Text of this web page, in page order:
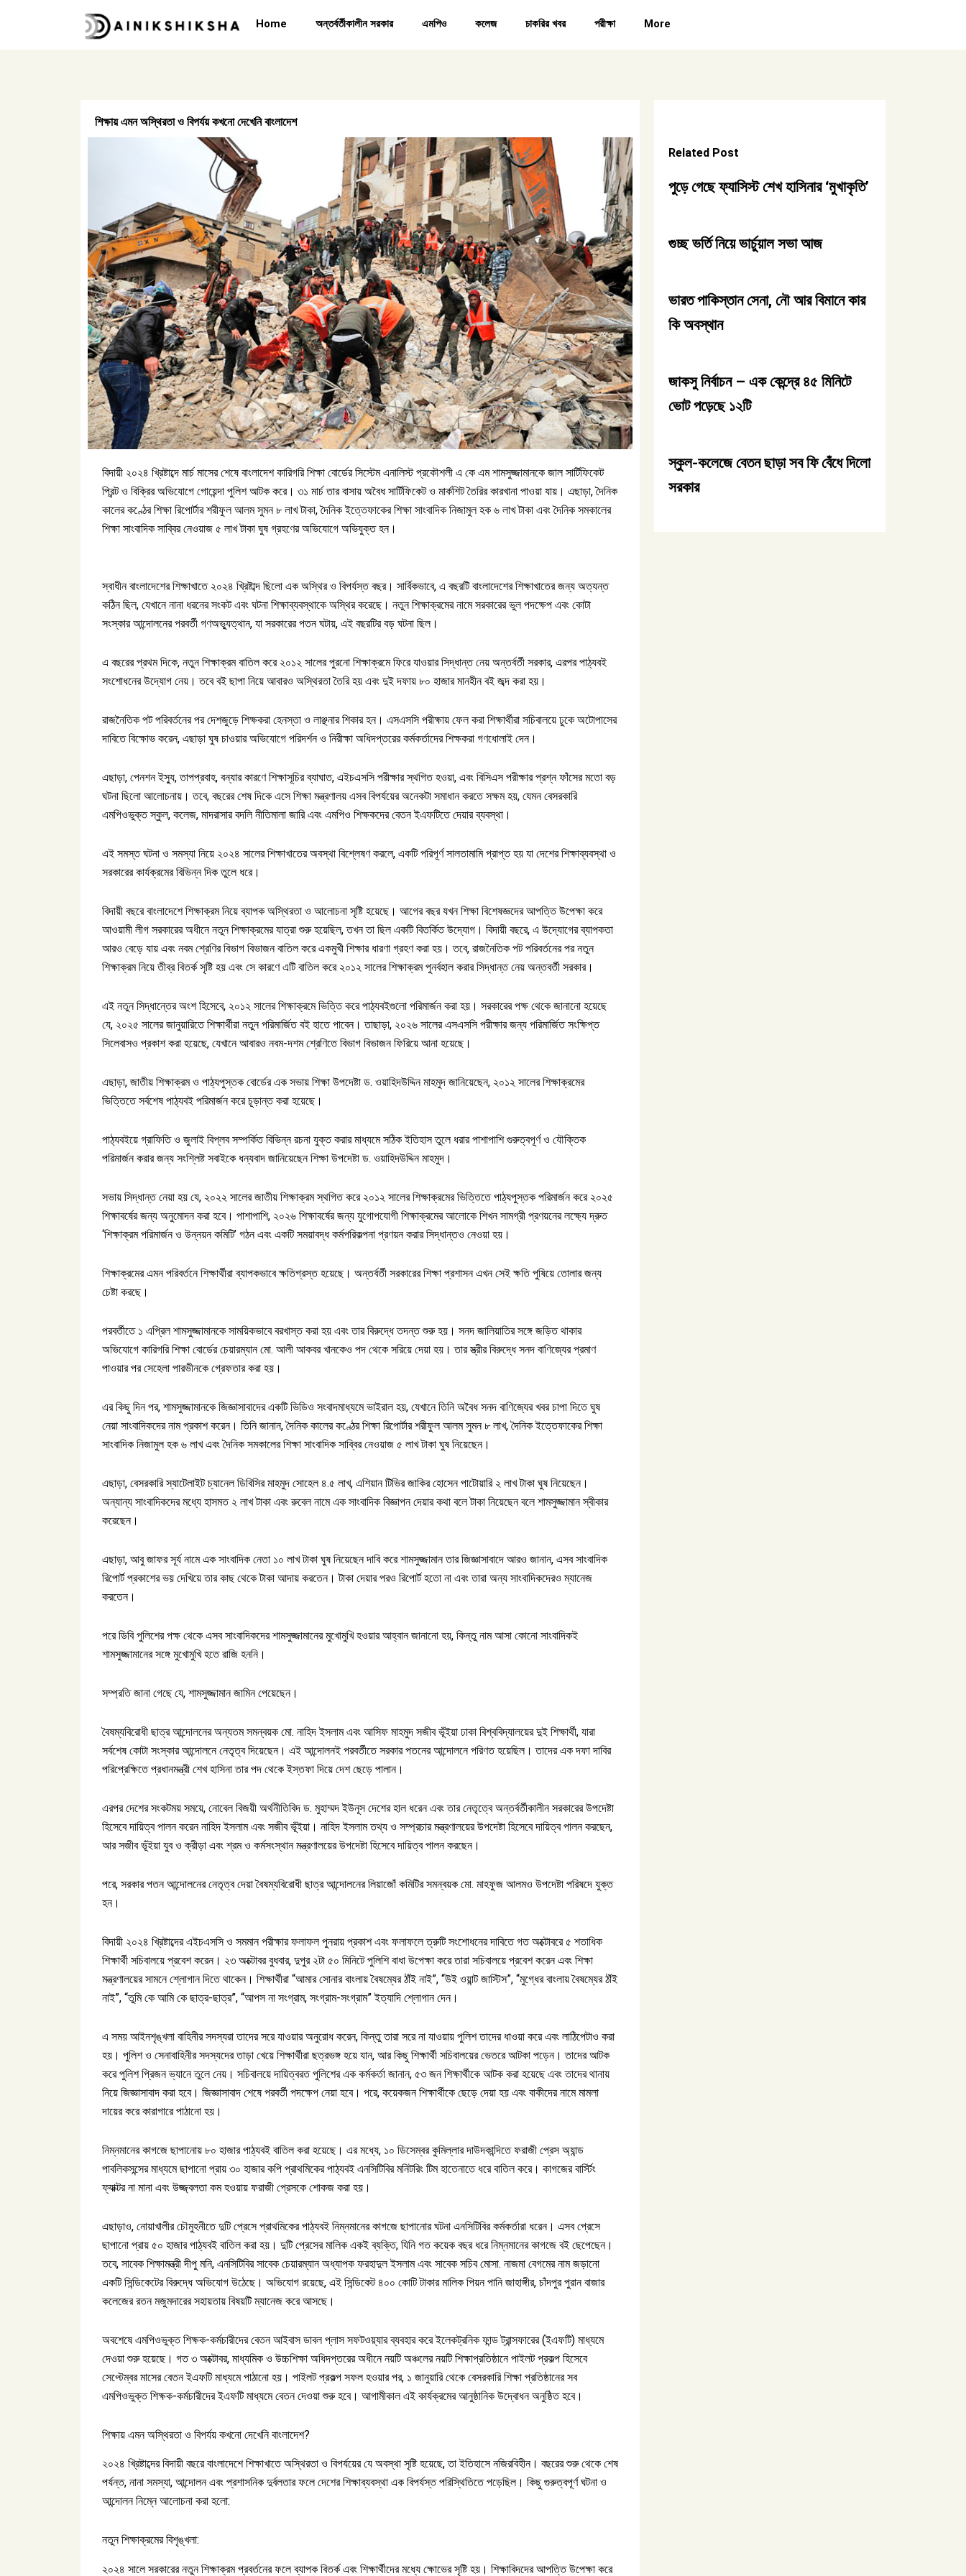
Home অন্তর্বর্তীকালীন সরকার এমপিও কলেজ চাকরির খবর পরীক্ষা More
শিক্ষায় এমন অস্থিরতা ও বিপর্যয় কখনো দেখেনি বাংলাদেশ
বিদায়ী ২০২৪ খ্রিষ্টাব্দে মার্চ মাসের শেষে বাংলাদেশ কারিগরি শিক্ষা বোর্ডের সিস্টেম এনালিস্ট প্রকৌশলী এ কে এম শামসুজ্জামানকে জাল সার্টিফিকেট
প্রিন্ট ও বিক্রির অভিযোগে গোয়েন্দা পুলিশ আটক করে। ৩১ মার্চ তার বাসায় অবৈধ সার্টিফিকেট ও মার্কশিট তৈরির কারখানা পাওয়া যায়। এছাড়া, দৈনিক
কালের কণ্ঠের শিক্ষা রিপোর্টার শরীফুল আলম সুমন ৮ লাখ টাকা, দৈনিক ইত্তেফাকের শিক্ষা সাংবাদিক নিজামুল হক ৬ লাখ টাকা এবং দৈনিক সমকালের
শিক্ষা সাংবাদিক সাব্বির নেওয়াজ ৫ লাখ টাকা ঘুষ গ্রহণের অভিযোগে অভিযুক্ত হন।
স্বাধীন বাংলাদেশের শিক্ষাখাতে ২০২৪ খ্রিষ্টাব্দ ছিলো এক অস্থির ও বিপর্যস্ত বছর। সার্বিকভাবে, এ বছরটি বাংলাদেশের শিক্ষাখাতের জন্য অত্যন্ত
কঠিন ছিল, যেখানে নানা ধরনের সংকট এবং ঘটনা শিক্ষাব্যবস্থাকে অস্থির করেছে। নতুন শিক্ষাক্রমের নামে সরকারের ভুল পদক্ষেপ এবং কোটা
সংস্কার আন্দোলনের পরবর্তী গণঅভ্যুত্থান, যা সরকারের পতন ঘটায়, এই বছরটির বড় ঘটনা ছিল।
এ বছরের প্রথম দিকে, নতুন শিক্ষাক্রম বাতিল করে ২০১২ সালের পুরনো শিক্ষাক্রমে ফিরে যাওয়ার সিদ্ধান্ত নেয় অন্তর্বর্তী সরকার, এরপর পাঠ্যবই
সংশোধনের উদ্যোগ নেয়। তবে বই ছাপা নিয়ে আবারও অস্থিরতা তৈরি হয় এবং দুই দফায় ৮০ হাজার মানহীন বই জব্দ করা হয়।
রাজনৈতিক পট পরিবর্তনের পর দেশজুড়ে শিক্ষকরা হেনস্তা ও লাঞ্ছনার শিকার হন। এসএসসি পরীক্ষায় ফেল করা শিক্ষার্থীরা সচিবালয়ে ঢুকে অটোপাসের
দাবিতে বিক্ষোভ করেন, এছাড়া ঘুষ চাওয়ার অভিযোগে পরিদর্শন ও নিরীক্ষা অধিদপ্তরের কর্মকর্তাদের শিক্ষকরা গণধোলাই দেন।
এছাড়া, পেনশন ইস্যু, তাপপ্রবাহ, বন্যার কারণে শিক্ষাসূচির ব্যাঘাত, এইচএসসি পরীক্ষার স্থগিত হওয়া, এবং বিসিএস পরীক্ষার প্রশ্ন ফাঁসের মতো বড়
ঘটনা ছিলো আলোচনায়। তবে, বছরের শেষ দিকে এসে শিক্ষা মন্ত্রণালয় এসব বিপর্যয়ের অনেকটা সমাধান করতে সক্ষম হয়, যেমন বেসরকারি
এমপিওভুক্ত স্কুল, কলেজ, মাদরাসার বদলি নীতিমালা জারি এবং এমপিও শিক্ষকদের বেতন ইএফটিতে দেয়ার ব্যবস্থা।
এই সমস্ত ঘটনা ও সমস্যা নিয়ে ২০২৪ সালের শিক্ষাখাতের অবস্থা বিশ্লেষণ করলে, একটি পরিপূর্ণ সালতামামি প্রাপ্ত হয় যা দেশের শিক্ষাব্যবস্থা ও
সরকারের কার্যক্রমের বিভিন্ন দিক তুলে ধরে।
বিদায়ী বছরে বাংলাদেশে শিক্ষাক্রম নিয়ে ব্যাপক অস্থিরতা ও আলোচনা সৃষ্টি হয়েছে। আগের বছর যখন শিক্ষা বিশেষজ্ঞদের আপত্তি উপেক্ষা করে
আওয়ামী লীগ সরকারের অধীনে নতুন শিক্ষাক্রমের যাত্রা শুরু হয়েছিল, তখন তা ছিল একটি বিতর্কিত উদ্যোগ। বিদায়ী বছরে, এ উদ্যোগের ব্যাপকতা
আরও বেড়ে যায় এবং নবম শ্রেণির বিভাগ বিভাজন বাতিল করে একমুখী শিক্ষার ধারণা গ্রহণ করা হয়। তবে, রাজনৈতিক পট পরিবর্তনের পর নতুন
শিক্ষাক্রম নিয়ে তীব্র বিতর্ক সৃষ্টি হয় এবং সে কারণে এটি বাতিল করে ২০১২ সালের শিক্ষাক্রম পুনর্বহাল করার সিদ্ধান্ত নেয় অন্তবর্তী সরকার।
এই নতুন সিদ্ধান্তের অংশ হিসেবে, ২০১২ সালের শিক্ষাক্রমে ভিত্তি করে পাঠ্যবইগুলো পরিমার্জন করা হয়। সরকারের পক্ষ থেকে জানানো হয়েছে
যে, ২০২৫ সালের জানুয়ারিতে শিক্ষার্থীরা নতুন পরিমার্জিত বই হাতে পাবেন। তাছাড়া, ২০২৬ সালের এসএসসি পরীক্ষার জন্য পরিমার্জিত সংক্ষিপ্ত
সিলেবাসও প্রকাশ করা হয়েছে, যেখানে আবারও নবম-দশম শ্রেণিতে বিভাগ বিভাজন ফিরিয়ে আনা হয়েছে।
এছাড়া, জাতীয় শিক্ষাক্রম ও পাঠ্যপুস্তক বোর্ডের এক সভায় শিক্ষা উপদেষ্টা ড. ওয়াহিদউদ্দিন মাহমুদ জানিয়েছেন, ২০১২ সালের শিক্ষাক্রমের
ভিত্তিতে সর্বশেষ পাঠ্যবই পরিমার্জন করে চূড়ান্ত করা হয়েছে।
পাঠ্যবইয়ে গ্রাফিতি ও জুলাই বিপ্লব সম্পর্কিত বিভিন্ন রচনা যুক্ত করার মাধ্যমে সঠিক ইতিহাস তুলে ধরার পাশাপাশি গুরুত্বপূর্ণ ও যৌক্তিক
পরিমার্জন করার জন্য সংশ্লিষ্ট সবাইকে ধন্যবাদ জানিয়েছেন শিক্ষা উপদেষ্টা ড. ওয়াহিদউদ্দিন মাহমুদ।
সভায় সিদ্ধান্ত নেয়া হয় যে, ২০২২ সালের জাতীয় শিক্ষাক্রম স্থগিত করে ২০১২ সালের শিক্ষাক্রমের ভিত্তিতে পাঠ্যপুস্তক পরিমার্জন করে ২০২৫
শিক্ষাবর্ষের জন্য অনুমোদন করা হবে। পাশাপাশি, ২০২৬ শিক্ষাবর্ষের জন্য যুগোপযোগী শিক্ষাক্রমের আলোকে শিখন সামগ্রী প্রণয়নের লক্ষ্যে দ্রুত
‘শিক্ষাক্রম পরিমার্জন ও উন্নয়ন কমিটি’ গঠন এবং একটি সময়াবদ্ধ কর্মপরিকল্পনা প্রণয়ন করার সিদ্ধান্তও নেওয়া হয়।
শিক্ষাক্রমের এমন পরিবর্তনে শিক্ষার্থীরা ব্যাপকভাবে ক্ষতিগ্রস্ত হয়েছে। অন্তর্বর্তী সরকারের শিক্ষা প্রশাসন এখন সেই ক্ষতি পুষিয়ে তোলার জন্য
চেষ্টা করছে।
পরবর্তীতে ১ এপ্রিল শামসুজ্জামানকে সাময়িকভাবে বরখাস্ত করা হয় এবং তার বিরুদ্ধে তদন্ত শুরু হয়। সনদ জালিয়াতির সঙ্গে জড়িত থাকার
অভিযোগে কারিগরি শিক্ষা বোর্ডের চেয়ারম্যান মো. আলী আকবর খানকেও পদ থেকে সরিয়ে দেয়া হয়। তার স্ত্রীর বিরুদ্ধে সনদ বাণিজ্যের প্রমাণ
পাওয়ার পর সেহেলা পারভীনকে গ্রেফতার করা হয়।
এর কিছু দিন পর, শামসুজ্জামানকে জিজ্ঞাসাবাদের একটি ভিডিও সংবাদমাধ্যমে ভাইরাল হয়, যেখানে তিনি অবৈধ সনদ বাণিজ্যের খবর চাপা দিতে ঘুষ
নেয়া সাংবাদিকদের নাম প্রকাশ করেন। তিনি জানান, দৈনিক কালের কণ্ঠের শিক্ষা রিপোর্টার শরীফুল আলম সুমন ৮ লাখ, দৈনিক ইত্তেফাকের শিক্ষা
সাংবাদিক নিজামুল হক ৬ লাখ এবং দৈনিক সমকালের শিক্ষা সাংবাদিক সাব্বির নেওয়াজ ৫ লাখ টাকা ঘুষ নিয়েছেন।
এছাড়া, বেসরকারি স্যাটেলাইট চ্যানেল ডিবিসির মাহমুদ সোহেল ৪.৫ লাখ, এশিয়ান টিভির জাকির হোসেন পাটোয়ারি ২ লাখ টাকা ঘুষ নিয়েছেন।
অন্যান্য সাংবাদিকদের মধ্যে হাসমত ২ লাখ টাকা এবং রুবেল নামে এক সাংবাদিক বিজ্ঞাপন দেয়ার কথা বলে টাকা নিয়েছেন বলে শামসুজ্জামান স্বীকার
করেছেন।
এছাড়া, আবু জাফর সূর্য নামে এক সাংবাদিক নেতা ১০ লাখ টাকা ঘুষ নিয়েছেন দাবি করে শামসুজ্জামান তার জিজ্ঞাসাবাদে আরও জানান, এসব সাংবাদিক
রিপোর্ট প্রকাশের ভয় দেখিয়ে তার কাছ থেকে টাকা আদায় করতেন। টাকা দেয়ার পরও রিপোর্ট হতো না এবং তারা অন্য সাংবাদিকদেরও ম্যানেজ
করতেন।
পরে ডিবি পুলিশের পক্ষ থেকে এসব সাংবাদিকদের শামসুজ্জামানের মুখোমুখি হওয়ার আহ্বান জানানো হয়, কিন্তু নাম আসা কোনো সাংবাদিকই
শামসুজ্জামানের সঙ্গে মুখোমুখি হতে রাজি হননি।
সম্প্রতি জানা গেছে যে, শামসুজ্জামান জামিন পেয়েছেন।
বৈষম্যবিরোধী ছাত্র আন্দোলনের অন্যতম সমন্বয়ক মো. নাহিদ ইসলাম এবং আসিফ মাহমুদ সজীব ভূঁইয়া ঢাকা বিশ্ববিদ্যালয়ের দুই শিক্ষার্থী, যারা
সর্বশেষ কোটা সংস্কার আন্দোলনে নেতৃত্ব দিয়েছেন। এই আন্দোলনই পরবর্তীতে সরকার পতনের আন্দোলনে পরিণত হয়েছিল। তাদের এক দফা দাবির
পরিপ্রেক্ষিতে প্রধানমন্ত্রী শেখ হাসিনা তার পদ থেকে ইস্তফা দিয়ে দেশ ছেড়ে পালান।
এরপর দেশের সংকটময় সময়ে, নোবেল বিজয়ী অর্থনীতিবিদ ড. মুহাম্মদ ইউনূস দেশের হাল ধরেন এবং তার নেতৃত্বে অন্তর্বর্তীকালীন সরকারের উপদেষ্টা
হিসেবে দায়িত্ব পালন করেন নাহিদ ইসলাম এবং সজীব ভূঁইয়া। নাহিদ ইসলাম তথ্য ও সম্প্রচার মন্ত্রণালয়ের উপদেষ্টা হিসেবে দায়িত্ব পালন করছেন,
আর সজীব ভূঁইয়া যুব ও ক্রীড়া এবং শ্রম ও কর্মসংস্থান মন্ত্রণালয়ের উপদেষ্টা হিসেবে দায়িত্ব পালন করছেন।
পরে, সরকার পতন আন্দোলনের নেতৃত্ব দেয়া বৈষম্যবিরোধী ছাত্র আন্দোলনের লিয়াজোঁ কমিটির সমন্বয়ক মো. মাহফুজ আলমও উপদেষ্টা পরিষদে যুক্ত
হন।
বিদায়ী ২০২৪ খ্রিষ্টাব্দের এইচএসসি ও সমমান পরীক্ষার ফলাফল পুনরায় প্রকাশ এবং ফলাফলে ত্রুটি সংশোধনের দাবিতে গত অক্টোবরে ৫ শতাধিক
শিক্ষার্থী সচিবালয়ে প্রবেশ করেন। ২৩ অক্টোবর বুধবার, দুপুর ২টা ৫০ মিনিটে পুলিশি বাধা উপেক্ষা করে তারা সচিবালয়ে প্রবেশ করেন এবং শিক্ষা
মন্ত্রণালয়ের সামনে শ্লোগান দিতে থাকেন। শিক্ষার্থীরা “আমার সোনার বাংলায় বৈষম্যের ঠাঁই নাই”, “উই ওয়ান্ট জাস্টিস”, “মুগ্ধের বাংলায় বৈষম্যের ঠাঁই
নাই”, “তুমি কে আমি কে ছাত্র-ছাত্র”, “আপস না সংগ্রাম, সংগ্রাম-সংগ্রাম” ইত্যাদি শ্লোগান দেন।
এ সময় আইনশৃঙ্খলা বাহিনীর সদস্যরা তাদের সরে যাওয়ার অনুরোধ করেন, কিন্তু তারা সরে না যাওয়ায় পুলিশ তাদের ধাওয়া করে এবং লাঠিপেটাও করা
হয়। পুলিশ ও সেনাবাহিনীর সদস্যদের তাড়া খেয়ে শিক্ষার্থীরা ছত্রভঙ্গ হয়ে যান, আর কিছু শিক্ষার্থী সচিবালয়ের ভেতরে আটকা পড়েন। তাদের আটক
করে পুলিশ প্রিজন ভ্যানে তুলে নেয়। সচিবালয়ে দায়িত্বরত পুলিশের এক কর্মকর্তা জানান, ৫৩ জন শিক্ষার্থীকে আটক করা হয়েছে এবং তাদের থানায়
নিয়ে জিজ্ঞাসাবাদ করা হবে। জিজ্ঞাসাবাদ শেষে পরবর্তী পদক্ষেপ নেয়া হবে। পরে, কয়েকজন শিক্ষার্থীকে ছেড়ে দেয়া হয় এবং বাকীদের নামে মামলা
দায়ের করে কারাগারে পাঠানো হয়।
নিম্নমানের কাগজে ছাপানোয় ৮০ হাজার পাঠ্যবই বাতিল করা হয়েছে। এর মধ্যে, ১০ ডিসেম্বর কুমিল্লার দাউদকান্দিতে ফরাজী প্রেস অ্যান্ড
পাবলিকসন্সের মাধ্যমে ছাপানো প্রায় ৩০ হাজার কপি প্রাথমিকের পাঠ্যবই এনসিটিবির মনিটরিং টিম হাতেনাতে ধরে বাতিল করে। কাগজের বার্স্টিং
ফ্যাক্টর না মানা এবং উজ্জ্বলতা কম হওয়ায় ফরাজী প্রেসকে শোকজ করা হয়।
এছাড়াও, নোয়াখালীর চৌমুহনীতে দুটি প্রেসে প্রাথমিকের পাঠ্যবই নিম্নমানের কাগজে ছাপানোর ঘটনা এনসিটিবির কর্মকর্তারা ধরেন। এসব প্রেসে
ছাপানো প্রায় ৫০ হাজার পাঠ্যবই বাতিল করা হয়। দুটি প্রেসের মালিক একই ব্যক্তি, যিনি গত কয়েক বছর ধরে নিম্নমানের কাগজে বই ছেপেছেন।
তবে, সাবেক শিক্ষামন্ত্রী দীপু মনি, এনসিটিবির সাবেক চেয়ারম্যান অধ্যাপক ফরহাদুল ইসলাম এবং সাবেক সচিব মোসা. নাজমা বেগমের নাম জড়ানো
একটি সিন্ডিকেটের বিরুদ্ধে অভিযোগ উঠেছে। অভিযোগ রয়েছে, এই সিন্ডিকেট ৪০০ কোটি টাকার মালিক পিয়ন পানি জাহাঙ্গীর, চাঁদপুর পুরান বাজার
কলেজের রতন মজুমদারের সহায়তায় বিষয়টি ম্যানেজ করে আসছে।
অবশেষে এমপিওভুক্ত শিক্ষক-কর্মচারীদের বেতন আইবাস ডাবল প্লাস সফটওয়্যার ব্যবহার করে ইলেকট্রনিক ফান্ড ট্রান্সফারের (ইএফটি) মাধ্যমে
দেওয়া শুরু হয়েছে। গত ৩ অক্টোবর, মাধ্যমিক ও উচ্চশিক্ষা অধিদপ্তরের অধীনে নয়টি অঞ্চলের নয়টি শিক্ষাপ্রতিষ্ঠানে পাইলট প্রকল্প হিসেবে
সেপ্টেম্বর মাসের বেতন ইএফটি মাধ্যমে পাঠানো হয়। পাইলট প্রকল্প সফল হওয়ার পর, ১ জানুয়ারি থেকে বেসরকারি শিক্ষা প্রতিষ্ঠানের সব
এমপিওভুক্ত শিক্ষক-কর্মচারীদের ইএফটি মাধ্যমে বেতন দেওয়া শুরু হবে। আগামীকাল এই কার্যক্রমের আনুষ্ঠানিক উদ্বোধন অনুষ্ঠিত হবে।
শিক্ষায় এমন অস্থিরতা ও বিপর্যয় কখনো দেখেনি বাংলাদেশ?
২০২৪ খ্রিষ্টাব্দের বিদায়ী বছরে বাংলাদেশে শিক্ষাখাতে অস্থিরতা ও বিপর্যয়ের যে অবস্থা সৃষ্টি হয়েছে, তা ইতিহাসে নজিরবিহীন। বছরের শুরু থেকে শেষ
পর্যন্ত, নানা সমস্যা, আন্দোলন এবং প্রশাসনিক দুর্বলতার ফলে দেশের শিক্ষাব্যবস্থা এক বিপর্যস্ত পরিস্থিতিতে পড়েছিল। কিছু গুরুত্বপূর্ণ ঘটনা ও
আন্দোলন নিম্নে আলোচনা করা হলো:
নতুন শিক্ষাক্রমের বিশৃঙ্খলা:
২০২৪ সালে সরকারের নতুন শিক্ষাক্রম প্রবর্তনের ফলে ব্যাপক বিতর্ক এবং শিক্ষার্থীদের মধ্যে ক্ষোভের সৃষ্টি হয়। শিক্ষাবিদদের আপত্তি উপেক্ষা করে
Related Post
পুড়ে গেছে ফ্যাসিস্ট শেখ হাসিনার ‘মুখাকৃতি’
গুচ্ছ ভর্তি নিয়ে ভার্চুয়াল সভা আজ
ভারত পাকিস্তান সেনা, নৌ আর বিমানে কার
কি অবস্থান
জাকসু নির্বাচন – এক কেন্দ্রে ৪৫ মিনিটে
ভোট পড়েছে ১২টি
স্কুল-কলেজে বেতন ছাড়া সব ফি বেঁধে দিলো
সরকার